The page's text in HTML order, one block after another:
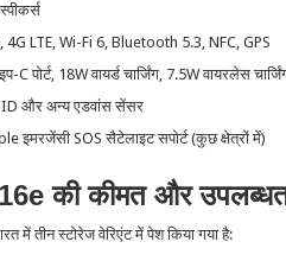
4G LTE, Wi-Fi 6, Bluetooth 5.3, NFC, GPS
C पोर्ट, 18W वायर्ड चार्जिंग, 7.5W वायरलेस
और अन्य एडवांस सेंसर
इमरजेंसी SOS सैटेलाइट सपोर्ट (कुछ क्षेत्रों में)
की कीमत और
में तीन स्टोरेज वेरिएंट में पेश किया गया है: